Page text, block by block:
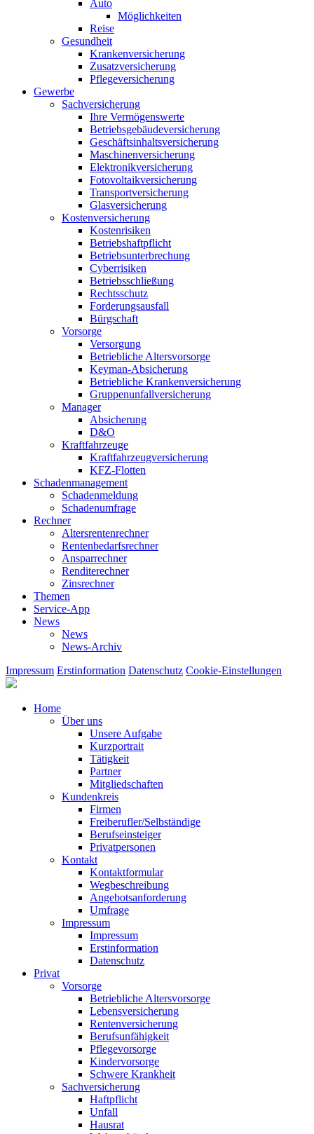
Auto
Möglichkeiten
Reise
Gesundheit
Krankenversicherung
Zusatzversicherung
Pflegeversicherung
Gewerbe
Sachversicherung
Ihre Vermögenswerte
Betriebsgebäudeversicherung
Geschäftsinhaltsversicherung
Maschinenversicherung
Elektronikversicherung
Fotovoltaikversicherung
Transportversicherung
Glasversicherung
Kostenversicherung
Kostenrisiken
Betriebshaftpflicht
Betriebsunterbrechung
Cyberrisiken
Betriebsschließung
Rechtsschutz
Forderungsausfall
Bürgschaft
Vorsorge
Versorgung
Betriebliche Altersvorsorge
Keyman-Absicherung
Betriebliche Krankenversicherung
Gruppenunfallversicherung
Manager
Absicherung
D&O
Kraftfahrzeuge
Kraftfahrzeugversicherung
KFZ-Flotten
Schadenmanagement
Schadenmeldung
Schadenumfrage
Rechner
Altersrentenrechner
Rentenbedarfsrechner
Ansparrechner
Renditerechner
Zinsrechner
Themen
Service-App
News
News
News-Archiv
Impressum Erstinformation Datenschutz Cookie-Einstellungen
Home
Über uns
Unsere Aufgabe
Kurzportrait
Tätigkeit
Partner
Mitgliedschaften
Kundenkreis
Firmen
Freiberufler/Selbständige
Berufseinsteiger
Privatpersonen
Kontakt
Kontaktformular
Wegbeschreibung
Angebotsanforderung
Umfrage
Impressum
Impressum
Erstinformation
Datenschutz
Privat
Vorsorge
Betriebliche Altersvorsorge
Lebensversicherung
Rentenversicherung
Berufsunfähigkeit
Pflegevorsorge
Kindervorsorge
Schwere Krankheit
Sachversicherung
Haftpflicht
Unfall
Hausrat